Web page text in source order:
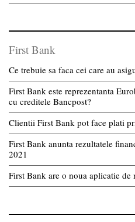
First Bank
Ce trebuie sa faca cei care au
First Bank este reprezentanta
cu creditele Bancpost?
Clientii First Bank pot face plati
First Bank anunta rezultatele
2021
First Bank are o noua aplicatie